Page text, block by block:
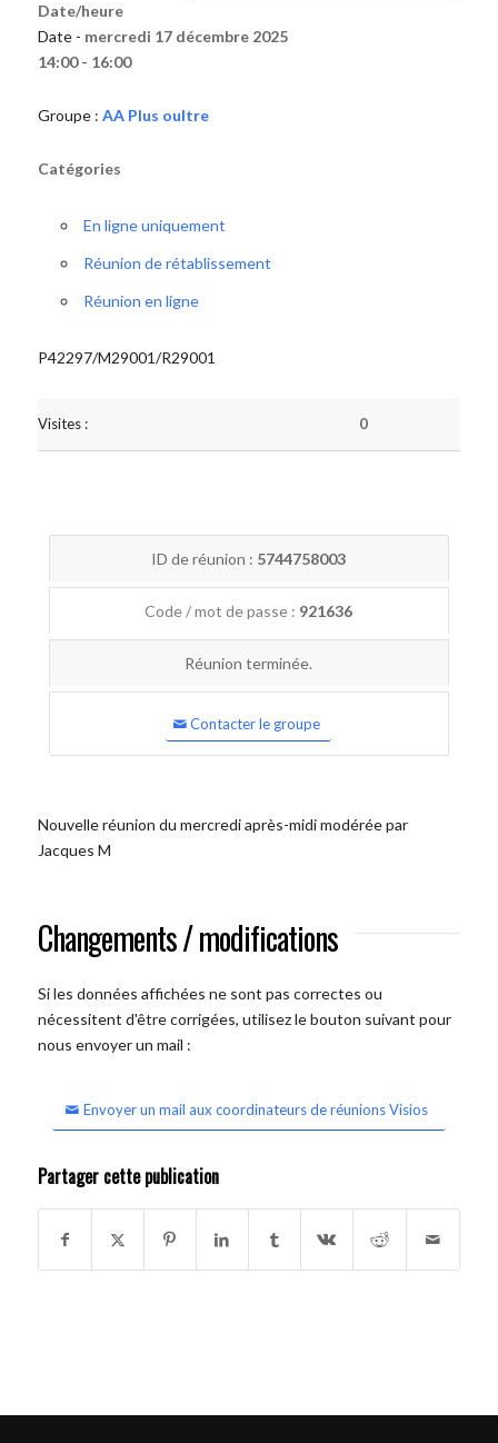
Date/heure
Date - mercredi 17 décembre 2025
14:00 - 16:00
Groupe : AA Plus oultre
Catégories
En ligne uniquement
Réunion de rétablissement
Réunion en ligne
P42297/M29001/R29001
Visites : 0
ID de réunion : 5744758003
Code / mot de passe : 921636
Réunion terminée.
Contacter le groupe
Nouvelle réunion du mercredi après-midi modérée par
Jacques M
Changements / modifications
Si les données affichées ne sont pas correctes ou
nécessitent d'être corrigées, utilisez le bouton suivant pour
nous envoyer un mail :
Envoyer un mail aux coordinateurs de réunions Visios
Partager cette publication